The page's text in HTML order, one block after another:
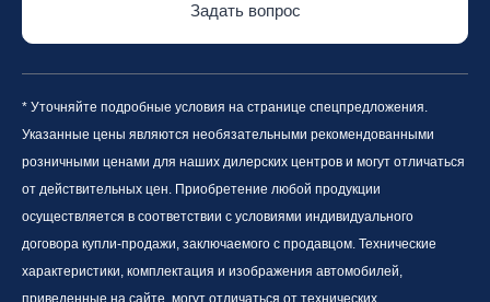
Задать вопрос
* Уточняйте подробные условия на странице спецпредложения.
Указанные цены являются необязательными рекомендованными
розничными ценами для наших дилерских центров и могут отличаться
от действительных цен. Приобретение любой продукции
осуществляется в соответствии с условиями индивидуального
договора купли-продажи, заключаемого с продавцом. Технические
характеристики, комплектация и изображения автомобилей,
приведенные на сайте, могут отличаться от технических